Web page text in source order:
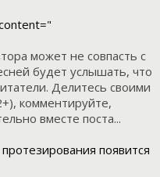
может не совпасть с
будет услышать, что
Делитесь своими
комментируйте,
вместе поста...